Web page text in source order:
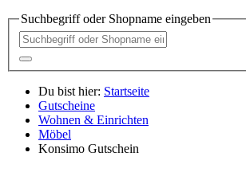
Suchbegriff oder Shopname eingeben
Du bist hier: Startseite
Gutscheine
Wohnen & Einrichten
Möbel
Konsimo Gutschein